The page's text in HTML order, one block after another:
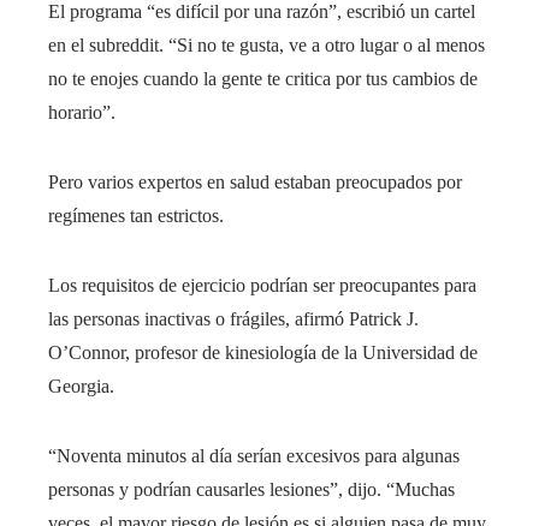
El programa “es difícil por una razón”, escribió un cartel
en el subreddit. “Si no te gusta, ve a otro lugar o al menos
no te enojes cuando la gente te critica por tus cambios de
horario”.
Pero varios expertos en salud estaban preocupados por
regímenes tan estrictos.
Los requisitos de ejercicio podrían ser preocupantes para
las personas inactivas o frágiles, afirmó Patrick J.
O’Connor, profesor de kinesiología de la Universidad de
Georgia.
“Noventa minutos al día serían excesivos para algunas
personas y podrían causarles lesiones”, dijo. “Muchas